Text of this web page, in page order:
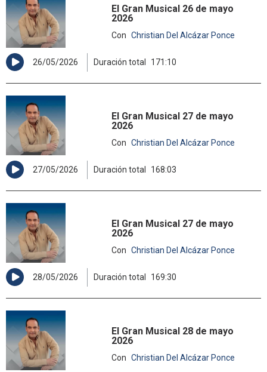
El Gran Musical 26 de mayo
2026
Con Christian Del Alcázar Ponce
26/05/2026 Duración total 171:10
El Gran Musical 27 de mayo
2026
Con Christian Del Alcázar Ponce
27/05/2026 Duración total 168:03
El Gran Musical 27 de mayo
2026
Con Christian Del Alcázar Ponce
28/05/2026 Duración total 169:30
El Gran Musical 28 de mayo
2026
Con Christian Del Alcázar Ponce